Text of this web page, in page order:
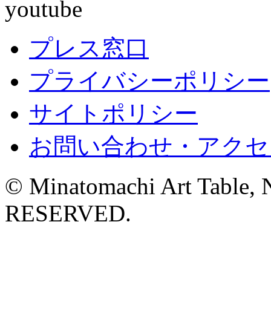
プレス窓口
プライバシーポリシー
サイトポリシー
お問い合わせ・アク
© Minatomachi Art Table,
RESERVED.